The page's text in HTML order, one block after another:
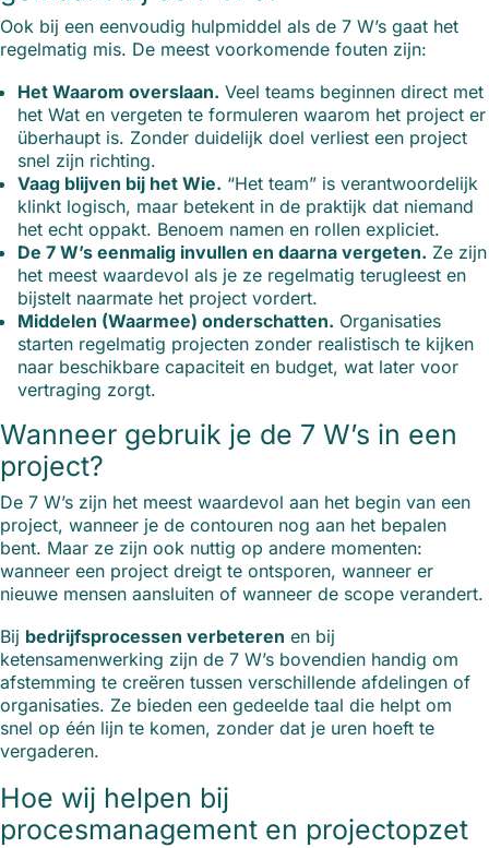
Ook bij een eenvoudig hulpmiddel als de 7 W’s gaat het
regelmatig mis. De meest voorkomende fouten zijn:
Het Waarom overslaan. Veel teams beginnen direct met
het Wat en vergeten te formuleren waarom het project er
überhaupt is. Zonder duidelijk doel verliest een project
snel zijn richting.
Vaag blijven bij het Wie. “Het team” is verantwoordelijk
klinkt logisch, maar betekent in de praktijk dat niemand
het echt oppakt. Benoem namen en rollen expliciet.
De 7 W’s eenmalig invullen en daarna vergeten. Ze zijn
het meest waardevol als je ze regelmatig terugleest en
bijstelt naarmate het project vordert.
Middelen (Waarmee) onderschatten. Organisaties
starten regelmatig projecten zonder realistisch te kijken
naar beschikbare capaciteit en budget, wat later voor
vertraging zorgt.
Wanneer gebruik je de 7 W’s in een
project?
De 7 W’s zijn het meest waardevol aan het begin van een
project, wanneer je de contouren nog aan het bepalen
bent. Maar ze zijn ook nuttig op andere momenten:
wanneer een project dreigt te ontsporen, wanneer er
nieuwe mensen aansluiten of wanneer de scope verandert.
Bij bedrijfsprocessen verbeteren en bij
ketensamenwerking zijn de 7 W’s bovendien handig om
afstemming te creëren tussen verschillende afdelingen of
organisaties. Ze bieden een gedeelde taal die helpt om
snel op één lijn te komen, zonder dat je uren hoeft te
vergaderen.
Hoe wij helpen bij
procesmanagement en projectopzet